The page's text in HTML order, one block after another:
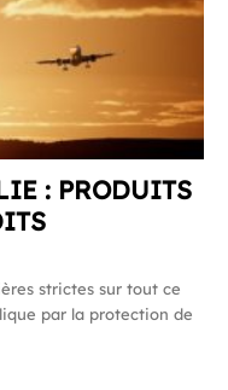
: PRODUITS
strictes sur tout ce
par la protection de